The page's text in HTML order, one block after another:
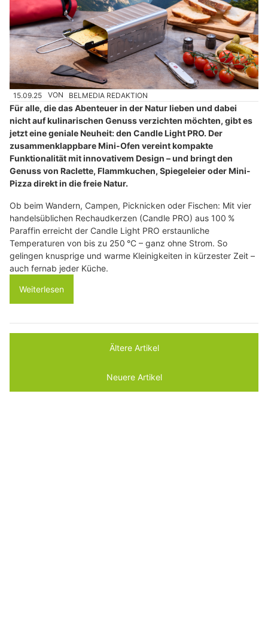
15.09.25 VON BELMEDIA REDAKTION
Für alle, die das Abenteuer in der Natur lieben und dabei
nicht auf kulinarischen Genuss verzichten möchten, gibt es
jetzt eine geniale Neuheit: den Candle Light PRO. Der
zusammenklappbare Mini-Ofen vereint kompakte
Funktionalität mit innovativem Design – und bringt den
Genuss von Raclette, Flammkuchen, Spiegeleier oder Mini-
Pizza direkt in die freie Natur.
Ob beim Wandern, Campen, Picknicken oder Fischen: Mit vier
handelsüblichen Rechaudkerzen (Candle PRO) aus 100 %
Paraffin erreicht der Candle Light PRO erstaunliche
Temperaturen von bis zu 250 °C – ganz ohne Strom. So
gelingen knusprige und warme Kleinigkeiten in kürzester Zeit –
auch fernab jeder Küche.
Weiterlesen
Ältere Artikel
Neuere Artikel